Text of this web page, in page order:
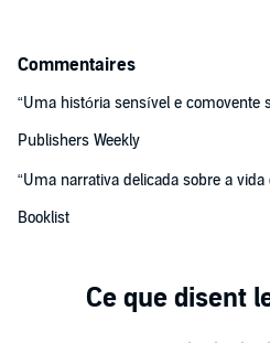
©2018 Éditions Albin Michel (P)2018
Commentaires
“Uma história sensível e comovente
Publishers Weekly
“Uma narrativa delicada sobre a
Booklist